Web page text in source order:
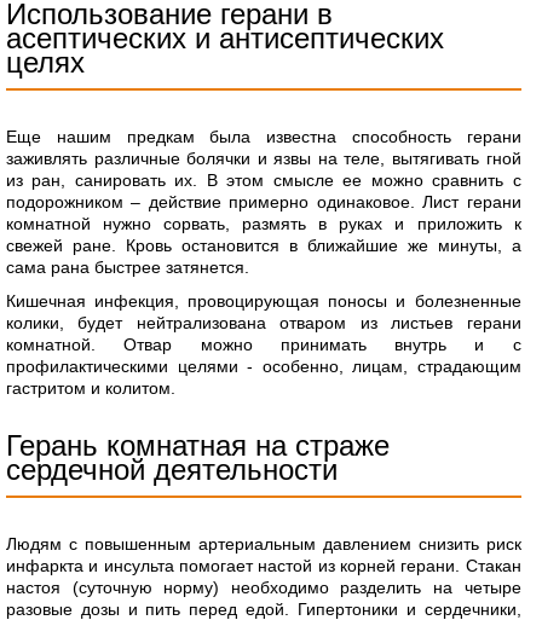
Использование герани в
асептических и антисептических
целях
Еще нашим предкам была известна способность герани
заживлять различные болячки и язвы на теле, вытягивать гной
из ран, санировать их. В этом смысле ее можно сравнить с
подорожником – действие примерно одинаковое. Лист герани
комнатной нужно сорвать, размять в руках и приложить к
свежей ране. Кровь остановится в ближайшие же минуты, а
сама рана быстрее затянется.
Кишечная инфекция, провоцирующая поносы и болезненные
колики, будет нейтрализована отваром из листьев герани
комнатной. Отвар можно принимать внутрь и с
профилактическими целями - особенно, лицам, страдающим
гастритом и колитом.
Герань комнатная на страже
сердечной деятельности
Людям с повышенным артериальным давлением снизить риск
инфаркта и инсульта помогает настой из корней герани. Стакан
настоя (суточную норму) необходимо разделить на четыре
разовые дозы и пить перед едой. Гипертоники и сердечники,